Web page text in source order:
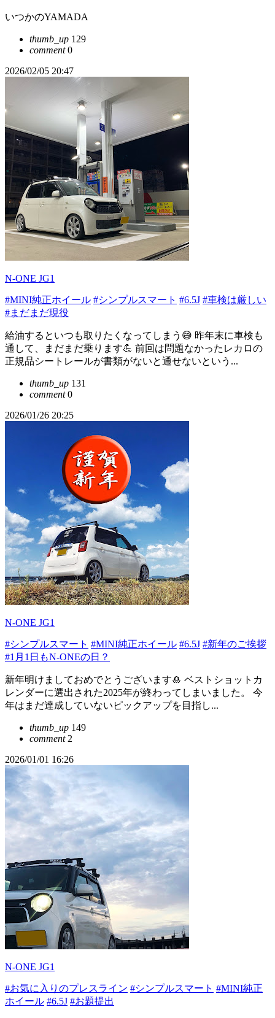
いつかのYAMADA
thumb_up 129
comment0
2026/02/05 20:47
N-ONE JG1
#MINI純正ホイール #シンプルスマート #6.5J #車検は厳しい
#まだまだ現役
給油するといつも取りたくなってしまう😅 昨年末に車検も
通して、まだまだ乗ります💪 前回は問題なかったレカロの
正規品シートレールが書類がないと通せないという...
thumb_up 131
comment0
2026/01/26 20:25
N-ONE JG1
#シンプルスマート #MINI純正ホイール #6.5J #新年のご挨拶
#1月1日もN-ONEの日？
新年明けましておめでとうございます🎍 ベストショットカ
レンダーに選出された2025年が終わってしまいました。 今
年はまだ達成していないピックアップを目指し...
thumb_up 149
comment2
2026/01/01 16:26
N-ONE JG1
#お気に入りのプレスライン #シンプルスマート #MINI純正
ホイール #6.5J #お題提出